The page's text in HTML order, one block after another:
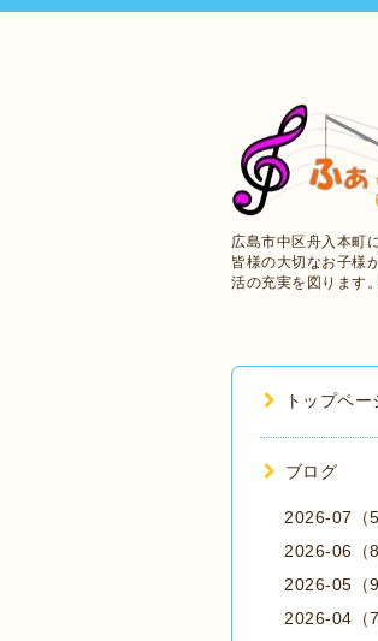
広島市中区舟入本町
皆様の大切なお子様
活の充実を図ります
トップペー
ブログ
2026-07（5
2026-06（8
2026-05（9
2026-04（7